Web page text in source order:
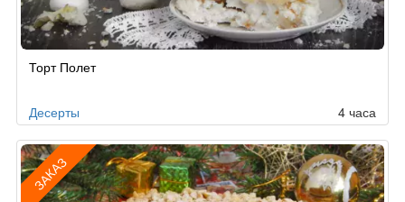
по
Торт Полет
Десерты 4 часа
ЗАКАЗ